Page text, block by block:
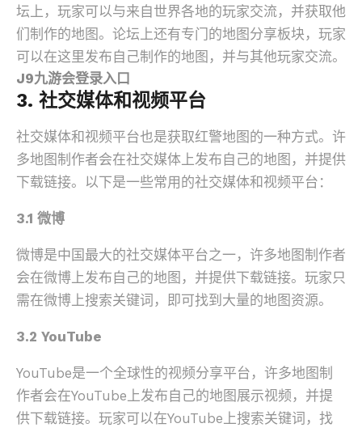
坛上，玩家可以与来自世界各地的玩家交流，并获取他
们制作的地图。论坛上还有专门的地图分享板块，玩家
可以在这里发布自己制作的地图，并与其他玩家交流。
J9九游会登录入口
3. 社交媒体和视频平台
社交媒体和视频平台也是获取红警地图的一种方式。许
多地图制作者会在社交媒体上发布自己的地图，并提供
下载链接。以下是一些常用的社交媒体和视频平台：
3.1 微博
微博是中国最大的社交媒体平台之一，许多地图制作者
会在微博上发布自己的地图，并提供下载链接。玩家只
需在微博上搜索关键词，即可找到大量的地图资源。
3.2 YouTube
YouTube是一个全球性的视频分享平台，许多地图制
作者会在YouTube上发布自己的地图展示视频，并提
供下载链接。玩家可以在YouTube上搜索关键词，找